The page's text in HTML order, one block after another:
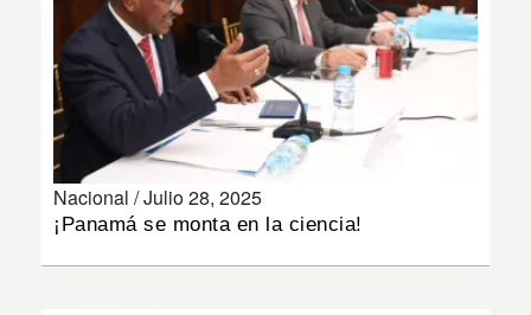
IMPRESO
Nacional /Julio 28, 2025
¡Panamá se monta en la ciencia!